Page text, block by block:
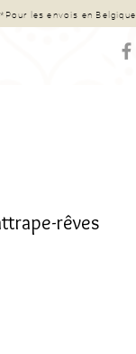
*Pour les envois en Belgique
rêves